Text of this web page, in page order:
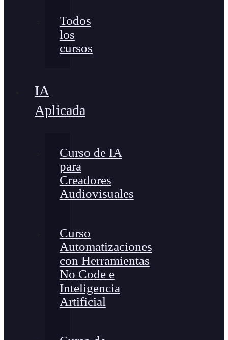
Todos
los
cursos
IA
Aplicada
Curso de IA
para
Creadores
Audiovisuales
Curso
Automatizaciones
con Herramientas
No Code e
Inteligencia
Artificial